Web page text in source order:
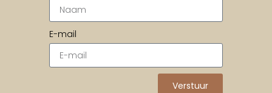
E-mail
Verstuur